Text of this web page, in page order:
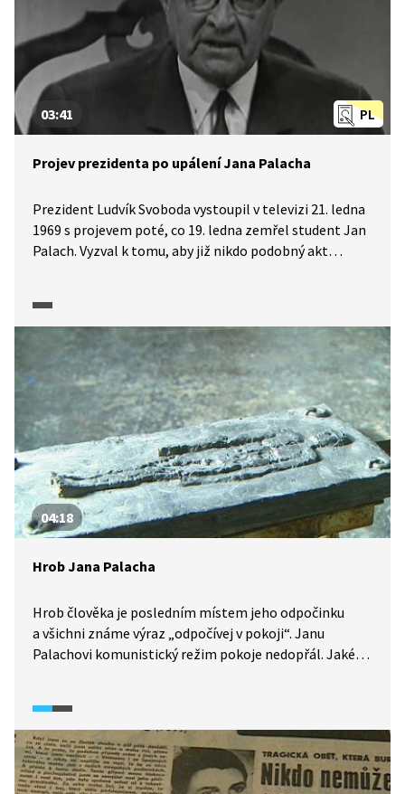
PL
03:41
Projev prezidenta po upálení Jana Palacha
Prezident Ludvík Svoboda vystoupil v televizi 21. ledna
1969 s projevem poté, co 19. ledna zemřel student Jan
Palach. Vyzval k tomu, aby již nikdo podobný akt
hodnotil jako krok, který by mohl vyvolat anarchii
v zemi, následkem čehož by hrozilo, že by byla česká
vláda shledána neschopnou vést sama svou zem a její
správu by musel převzít někdo jiný…
04:18
Hrob Jana Palacha
Hrob člověka je posledním místem jeho odpočinku
a všichni známe výraz „odpočívej v pokoji“. Janu
Palachovi komunistický režim pokoje nedopřál. Jaké